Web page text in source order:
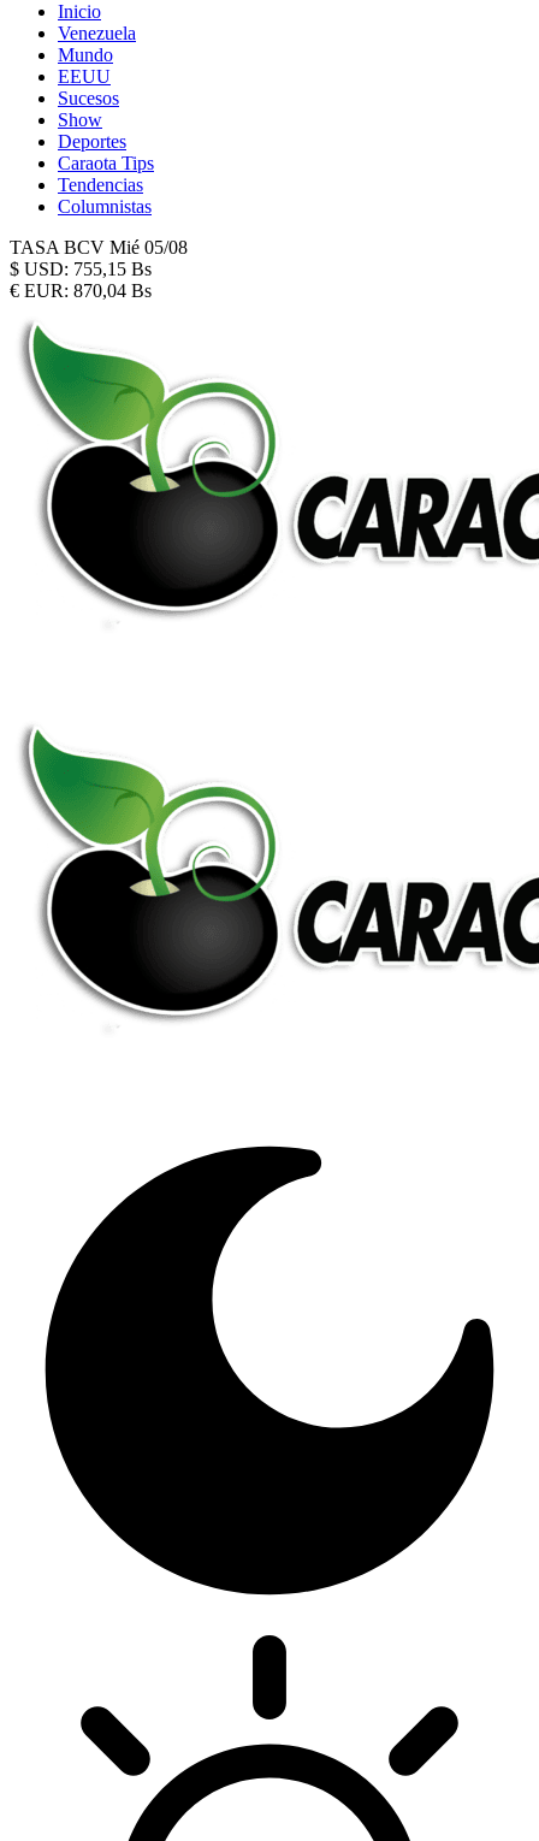
Inicio
Venezuela
Mundo
EEUU
Sucesos
Show
Deportes
Caraota Tips
Tendencias
Columnistas
TASA BCV Mié 05/08
$ USD: 755,15 Bs
€ EUR: 870,04 Bs